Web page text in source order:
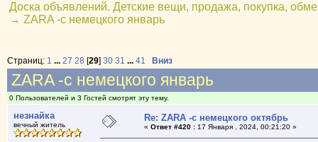
Доска объявлений. Детские вещи, продажа, покупка,
→ ZARA -с немецкого январь
Страниц: 1 ... 27 28 [29] 30 31 ... 41 Вниз
ZARA -с немецкого январь
0 Пользователей и 3 Гостей смотрят эту тему.
незнайка
вечный житель
Re: ZARA -с немецкого октябрь
« Ответ #420 :17 Января , 2024, 00:21:20 »